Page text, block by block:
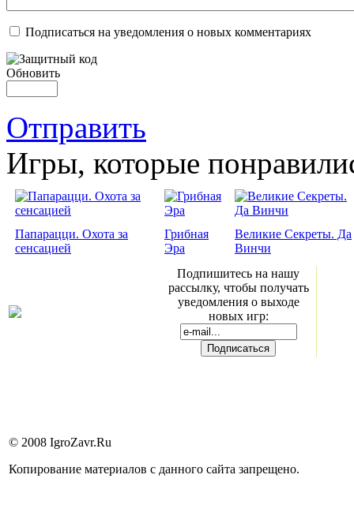
Подписаться на уведомления о новых комментариях
Обновить
Отправить
Игры, которые
Папарацци. Охота за
сенсацией
Грибная
Эра
Великие Секреты. Да
Винчи
Подпишитесь на нашу
рассылку, чтобы получать
уведомления о выходе
новых игр:
© 2008 IgroZavr.Ru
Копирование материалов с данного сайта запрещено.